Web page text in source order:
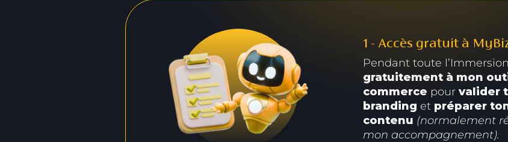
1 - Accès gratuit à
Pendant toute
gratuitement à mon
commerce pourvalider
branding et préparer
contenu (normalement
mon accompagnement).